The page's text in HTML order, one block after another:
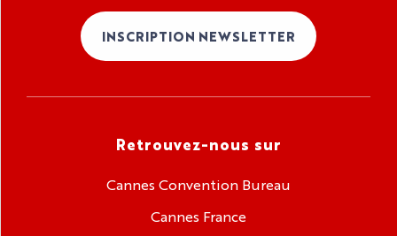
INSCRIPTION NEWSLETTER
Retrouvez-nous sur
Cannes Convention Bureau
Cannes France